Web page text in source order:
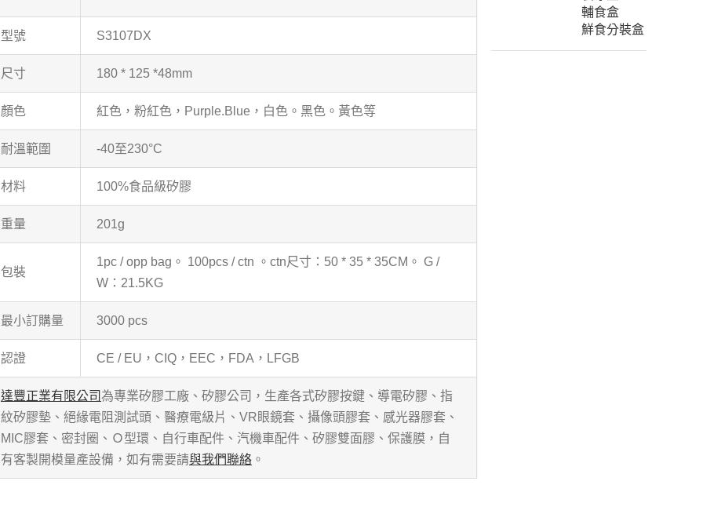
型號 S3107DX
尺寸 180 * 125 *48mm
顏色 紅色，粉紅色，Purple.Blue，白色。黑色。黃色等
耐溫範圍 -40至230°C
材料 100%食品級矽膠
重量 201g
包裝
1pc / opp bag。 100pcs / ctn 。ctn尺寸：50 * 35 * 35CM。 G /
W：21.5KG
最小訂購量 3000 pcs
認證 CE / EU，CIQ，EEC，FDA，LFGB
達豐正業有限公司為專業矽膠工廠、矽膠公司，生產各式矽膠按鍵、導電矽膠、指
紋矽膠墊、絕緣電阻測試頭、醫療電級片、VR眼鏡套、攝像頭膠套、感光器膠套、
MIC膠套、密封圈、Ｏ型環、自行車配件、汽機車配件、矽膠雙面膠、保護膜，自
有客製開模量產設備，如有需要請與我們聯絡 。
輔食盒
鮮食分裝盒